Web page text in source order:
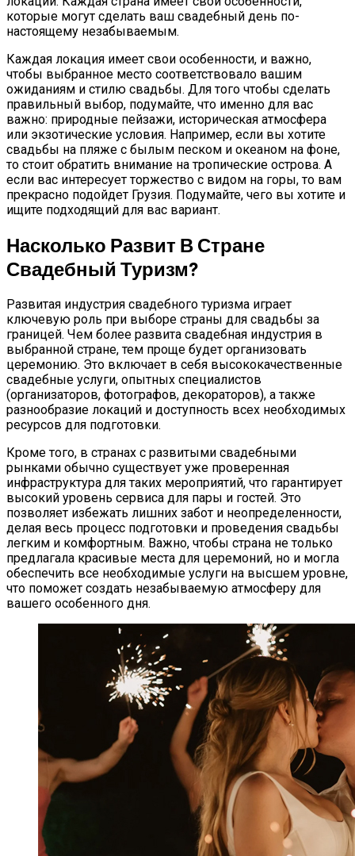
которые могут сделать ваш свадебный день по-
настоящему незабываемым.
Каждая локация имеет свои особенности, и важно,
чтобы выбранное место соответствовало вашим
ожиданиям и стилю свадьбы. Для того чтобы сделать
правильный выбор, подумайте, что именно для вас
важно: природные пейзажи, историческая атмосфера
или экзотические условия. Например, если вы хотите
свадьбы на пляже с былым песком и океаном на фоне,
то стоит обратить внимание на тропические острова. А
если вас интересует торжество с видом на горы, то вам
прекрасно подойдет Грузия. Подумайте, чего вы хотите и
ищите подходящий для вас вариант.
Насколько Развит В Стране
Свадебный Туризм?
Развитая индустрия свадебного туризма играет
ключевую роль при выборе страны для свадьбы за
границей. Чем более развита свадебная индустрия в
выбранной стране, тем проще будет организовать
церемонию. Это включает в себя высококачественные
свадебные услуги, опытных специалистов
(организаторов, фотографов, декораторов), а также
разнообразие локаций и доступность всех необходимых
ресурсов для подготовки.
Кроме того, в странах с развитыми свадебными
рынками обычно существует уже проверенная
инфраструктура для таких мероприятий, что гарантирует
высокий уровень сервиса для пары и гостей. Это
позволяет избежать лишних забот и неопределенности,
делая весь процесс подготовки и проведения свадьбы
легким и комфортным. Важно, чтобы страна не только
предлагала красивые места для церемоний, но и могла
обеспечить все необходимые услуги на высшем уровне,
что поможет создать незабываемую атмосферу для
вашего особенного дня.